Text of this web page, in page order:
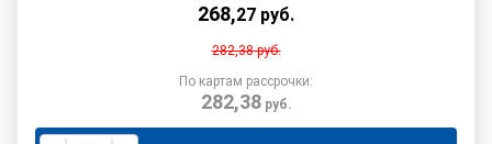
268,27 руб.
282,38руб.
По картам рассрочки:
282,38руб.